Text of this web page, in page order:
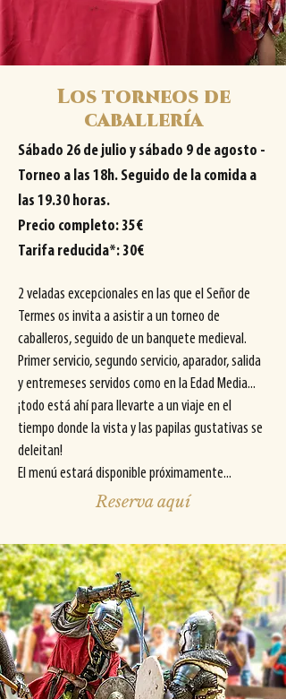
Los torneos de
caballería
Sábado 26 de julio y sábado 9 de agosto -
Torneo a las 18h. Seguido de la comida a
las 19.30 horas.
Precio completo: 35€
Tarifa reducida*: 30€
2 veladas excepcionales en las que el Señor de
Termes os invita a asistir a un torneo de
caballeros, seguido de un banquete medieval.
Primer servicio, segundo servicio, aparador, salida
y entremeses servidos como en la Edad Media...
¡todo está ahí para llevarte a un viaje en el
tiempo donde la vista y las papilas gustativas se
deleitan!
El menú estará disponible próximamente...
Reserva aquí